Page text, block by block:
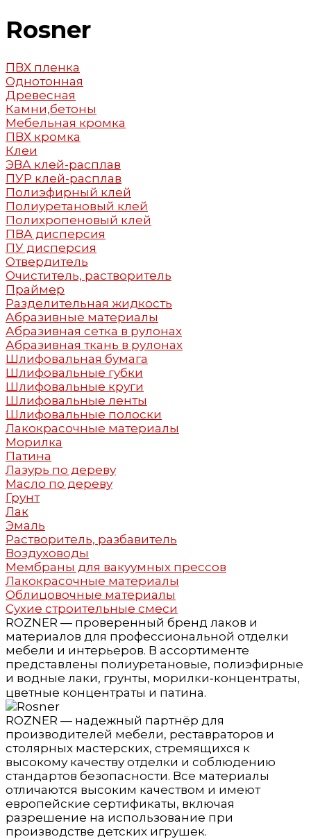
Rosner
ПВХ пленка
Однотонная
Древесная
Камни,бетоны
Мебельная кромка
ПВХ кромка
Клеи
ЭВА клей-расплав
ПУР клей-расплав
Полиэфирный клей
Полиуретановый клей
Полихропеновый клей
ПВА дисперсия
ПУ дисперсия
Отвердитель
Очиститель, растворитель
Праймер
Разделительная жидкость
Абразивные материалы
Абразивная сетка в рулонах
Абразивная ткань в рулонах
Шлифовальная бумага
Шлифовальные губки
Шлифовальные круги
Шлифовальные ленты
Шлифовальные полоски
Лакокрасочные материалы
Морилка
Патина
Лазурь по дереву
Масло по дереву
Грунт
Лак
Эмаль
Растворитель, разбавитель
Воздуховоды
Мембраны для вакуумных прессов
Лакокрасочные материалы
Облицовочные материалы
Сухие строительные смеси
ROZNER — проверенный бренд лаков и
материалов для профессиональной отделки
мебели и интерьеров. В ассортименте
представлены полиуретановые, полиэфирные
и водные лаки, грунты, морилки‑концентраты,
цветные концентраты и патина.
ROZNER — надежный партнёр для
производителей мебели, реставраторов и
столярных мастерских, стремящихся к
высокому качеству отделки и соблюдению
стандартов безопасности. Все материалы
отличаются высоким качеством и имеют
европейские сертификаты, включая
разрешение на использование при
производстве детских игрушек.